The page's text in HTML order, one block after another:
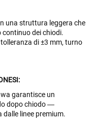
una struttura leggera che
continuo dei chiodi.
di ±3 mm, turno
garantisce un
dopo chiodo—
dalle linee premium.